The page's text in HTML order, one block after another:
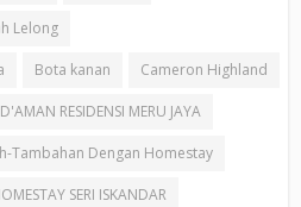
Lelong
Bota kanan Cameron Highland
D'AMAN RESIDENSI MERU JAYA
Tambahan Dengan Homestay
SERI ISKANDAR